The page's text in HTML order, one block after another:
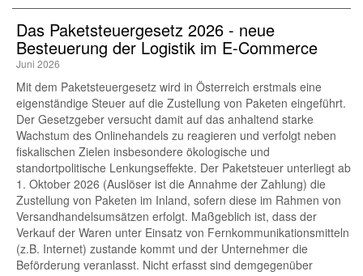
Das Paketsteuergesetz 2026 - neue
Besteuerung der Logistik im E-Commerce
Juni 2026
Mit dem Paketsteuergesetz wird in Österreich erstmals eine
eigenständige Steuer auf die Zustellung von Paketen eingeführt.
Der Gesetzgeber versucht damit auf das anhaltend starke
Wachstum des Onlinehandels zu reagieren und verfolgt neben
fiskalischen Zielen insbesondere ökologische und
standortpolitische Lenkungseffekte. Der Paketsteuer unterliegt ab
1. Oktober 2026 (Auslöser ist die Annahme der Zahlung) die
Zustellung von Paketen im Inland, sofern diese im Rahmen von
Versandhandelsumsätzen erfolgt. Maßgeblich ist, dass der
Verkauf der Waren unter Einsatz von Fernkommunikationsmitteln
(z.B. Internet) zustande kommt und der Unternehmer die
Beförderung veranlasst. Nicht erfasst sind demgegenüber